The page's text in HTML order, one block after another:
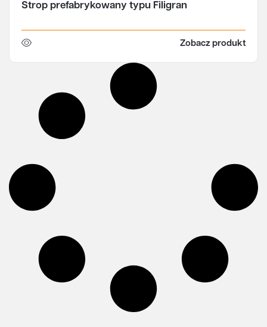
Strop prefabrykowany typu Filigran
Zobacz produkt